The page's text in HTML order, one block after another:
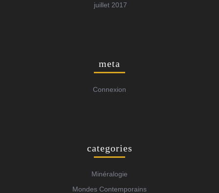
juillet 2017
meta
Connexion
categories
Minéralogie
Mondes Contemporains